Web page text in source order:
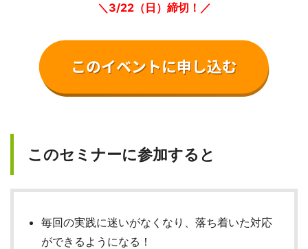
＼3/22（日）締切！／
このセミナーに参加すると
毎回の実践に迷いがなくなり、落ち着いた対応
ができるようになる！